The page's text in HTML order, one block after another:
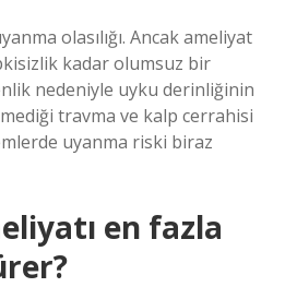
olasılığı. Ancak ameliyat
kadar olumsuz bir
nedeniyle uyku derinliğinin
travma ve kalp cerrahisi
uyanma riski biraz
en fazla